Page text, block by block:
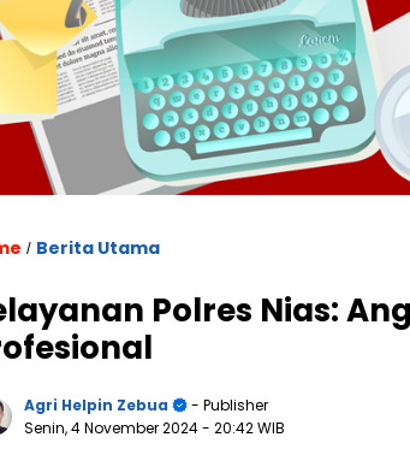
/ Berita Utama
Polres Nias:
Agri Helpin Zebua
- Publisher
Senin, 4 November 2024- 20:42 WIB